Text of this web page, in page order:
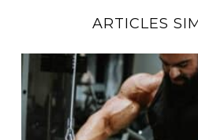
ARTICLES
En combien de temps un